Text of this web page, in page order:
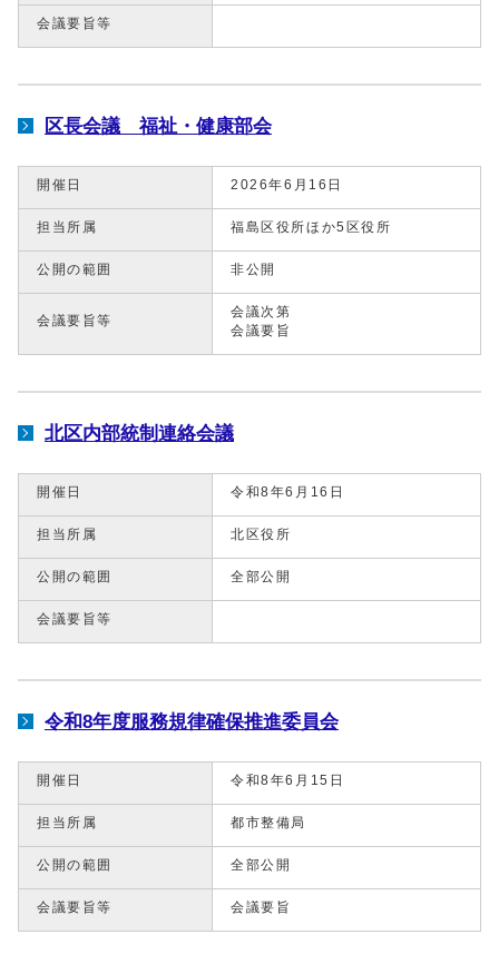
会議要旨等
区長会議 福祉・健康部会
開催日 2026年6月16日
担当所属 福島区役所ほか5区役所
公開の範囲 非公開
会議要旨等
会議次第
会議要旨
北区内部統制連絡会議
開催日 令和8年6月16日
担当所属 北区役所
公開の範囲 全部公開
会議要旨等
令和8年度服務規律確保推進委員会
開催日 令和8年6月15日
担当所属 都市整備局
公開の範囲 全部公開
会議要旨等 会議要旨